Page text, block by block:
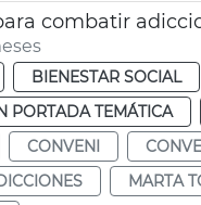
combatir
BIENESTAR SOCIAL
PORTADA TEMÁTICA
CONVENI
MARTA